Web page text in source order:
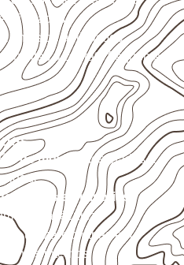
antes de aplicações
sujeitas a contato frequente
de móveis
destinados a
pisos e divisórias
a ficha técnica.
utilizam chapas em
internos.